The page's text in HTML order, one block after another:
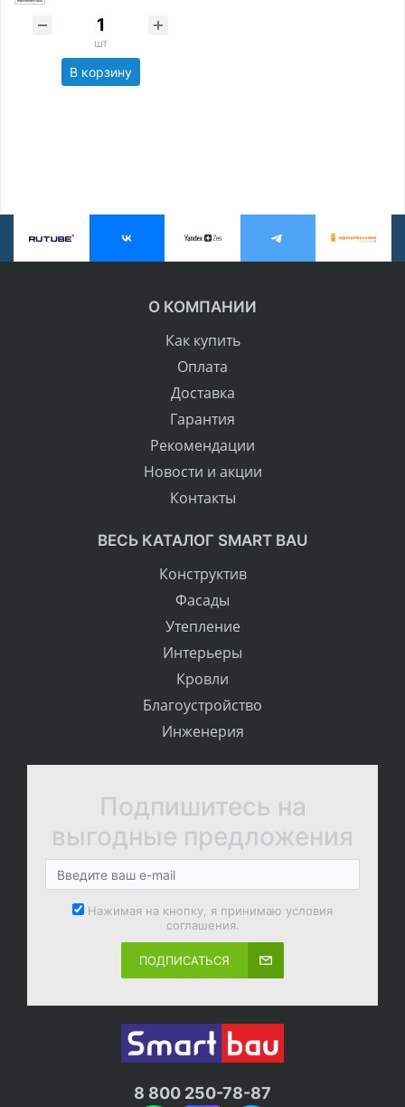
шт
В корзину
О КОМПАНИИ
Как купить
Оплата
Доставка
Гарантия
Рекомендации
Новости и акции
Контакты
ВЕСЬ КАТАЛОГ SMART BAU
Конструктив
Фасады
Утепление
Интерьеры
Кровли
Благоустройство
Инженерия
Подпишитесь на
выгодные предложения
Нажимая на кнопку, я принимаю условия
соглашения.
ПОДПИСАТЬСЯ
8 800 250-78-87